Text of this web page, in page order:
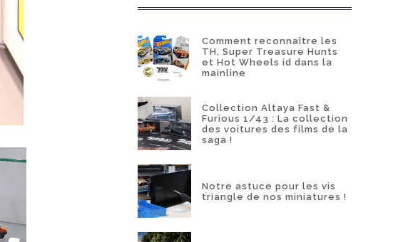
Comment reconnaître les
TH, Super Treasure Hunts
et Hot Wheels id dans la
mainline
Collection Altaya Fast &
Furious 1/43 : La collection
des voitures des films de la
saga !
Notre astuce pour les vis
triangle de nos miniatures !